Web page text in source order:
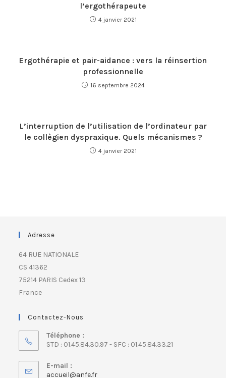
l’ergothérapeute
4 janvier 2021
Ergothérapie et pair-aidance : vers la réinsertion
professionnelle
16 septembre 2024
L’interruption de l’utilisation de l’ordinateur par
le collègien dyspraxique. Quels mécanismes ?
4 janvier 2021
Adresse
64 RUE NATIONALE
CS 41362
75214 PARIS Cedex 13
France
Contactez-Nous
Téléphone :
STD : 01.45.84.30.97 - SFC : 01.45.84.33.21
E-mail :
accueil@anfe.fr